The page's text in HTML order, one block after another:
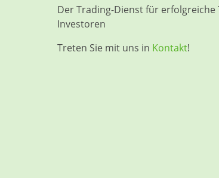
Der Trading-Dienst für erfolgreiche
Investoren
Treten Sie mit uns in Kontakt!